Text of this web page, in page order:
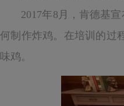
2017年8月，肯德基宣
何制作炸鸡。在培训的过
味鸡。